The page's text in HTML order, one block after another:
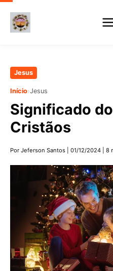
Pular
conteúdo
principal
Jesus
Início›Jesus
Significado
Cristãos
Por Jeferson Santos 01/12/2024 8